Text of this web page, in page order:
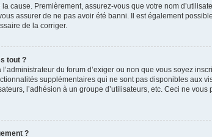
cause. Premièrement, assurez-vous que votre nom
assurer de ne pas avoir été banni. Il est également
de la corriger.
tout ?
du forum d’exiger ou non que vous soyez
supplémentaires qui ne sont pas disponibles aux
l’adhésion à un groupe d’utilisateurs, etc. Ceci ne
?